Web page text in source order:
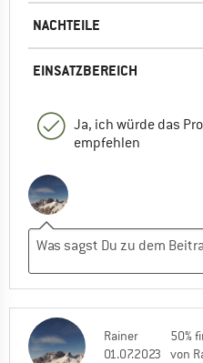
NACHTEILE
EINSATZBEREICH
Ja, ich würde das
empfehlen
Rainer
01.07.2023
50%
von